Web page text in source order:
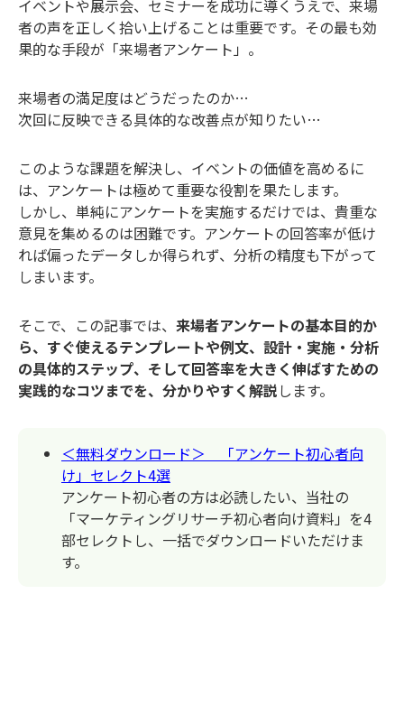
イベントや展示会、セミナーを成功に導くうえで、来場
者の声を正しく拾い上げることは重要です。その最も効
果的な手段が「来場者アンケート」。
来場者の満足度はどうだったのか…
次回に反映できる具体的な改善点が知りたい…
このような課題を解決し、イベントの価値を高めるに
は、アンケートは極めて重要な役割を果たします。
しかし、単純にアンケートを実施するだけでは、貴重な
意見を集めるのは困難です。アンケートの回答率が低け
れば偏ったデータしか得られず、分析の精度も下がって
しまいます。
そこで、この記事では、 来場者アンケートの基本目的か
ら、すぐ使えるテンプレートや例文、設計・実施・分析
の具体的ステップ、そして回答率を大きく伸ばすための
実践的なコツまでを、分かりやすく解説します。
＜無料ダウンロード＞ 「アンケート初心者向
け」セレクト4選
アンケート初心者の方は必読したい、当社の
「マーケティングリサーチ初心者向け資料」を4
部セレクトし、一括でダウンロードいただけま
す。